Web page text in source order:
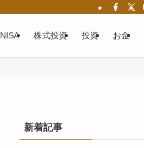
NISA 株式投資 投資 お金
新着記事